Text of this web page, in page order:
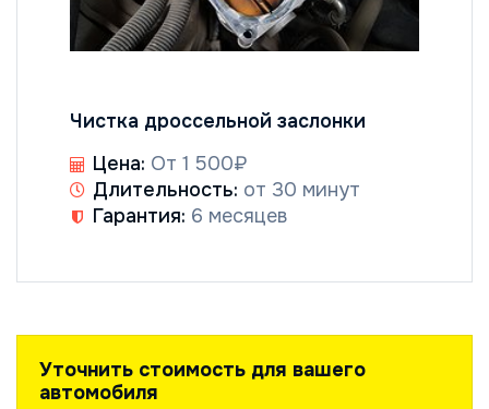
Чистка дроссельной заслонки
Цена: От 1 500₽
Длительность: от 30 минут
Гарантия: 6 месяцев
Уточнить стоимость для вашего
автомобиля